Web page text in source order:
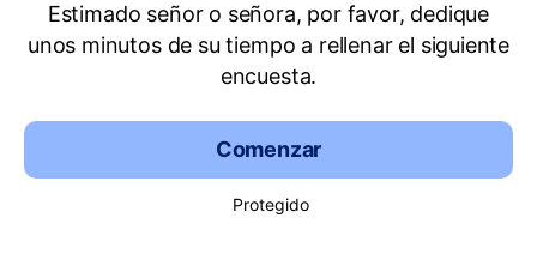
Estimado señor o señora, por favor, dedique
unos minutos de su tiempo a rellenar el siguiente
encuesta.
Comenzar
Protegido